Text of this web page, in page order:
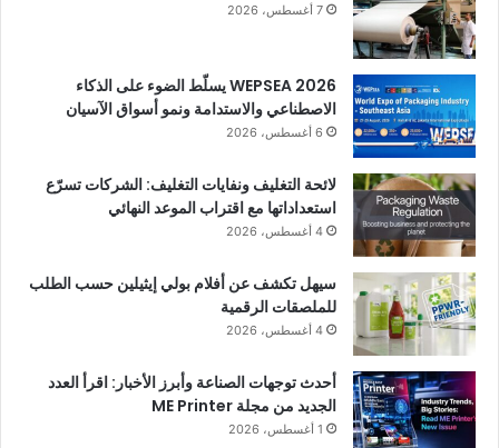
7 أغسطس، 2026
WEPSEA 2026 يسلّط الضوء على الذكاء
الاصطناعي والاستدامة ونمو أسواق الآسيان
6 أغسطس، 2026
لائحة التغليف ونفايات التغليف: الشركات تسرّع
استعداداتها مع اقتراب الموعد النهائي
4 أغسطس، 2026
سيهل تكشف عن أفلام بولي إيثيلين حسب الطلب
للملصقات الرقمية
4 أغسطس، 2026
أحدث توجهات الصناعة وأبرز الأخبار: اقرأ العدد
الجديد من مجلة ME Printer
1 أغسطس، 2026